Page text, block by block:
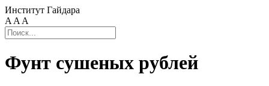
Институт Гайдара
A A A
Фунт сушеных рублей